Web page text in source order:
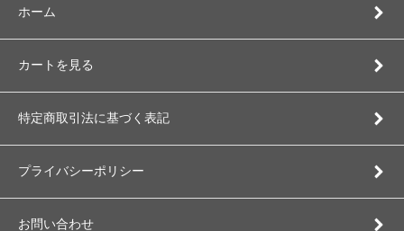
ホーム
カートを見る
特定商取引法に基づく表記
プライバシーポリシー
お問い合わせ